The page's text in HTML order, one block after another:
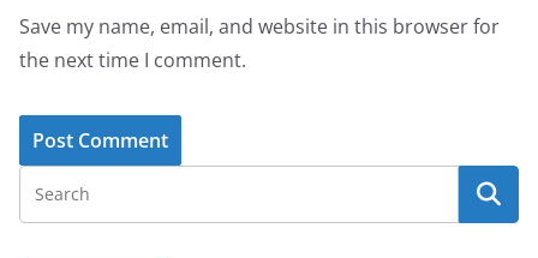
Save my name, email, and website in this browser for
the next time I comment.